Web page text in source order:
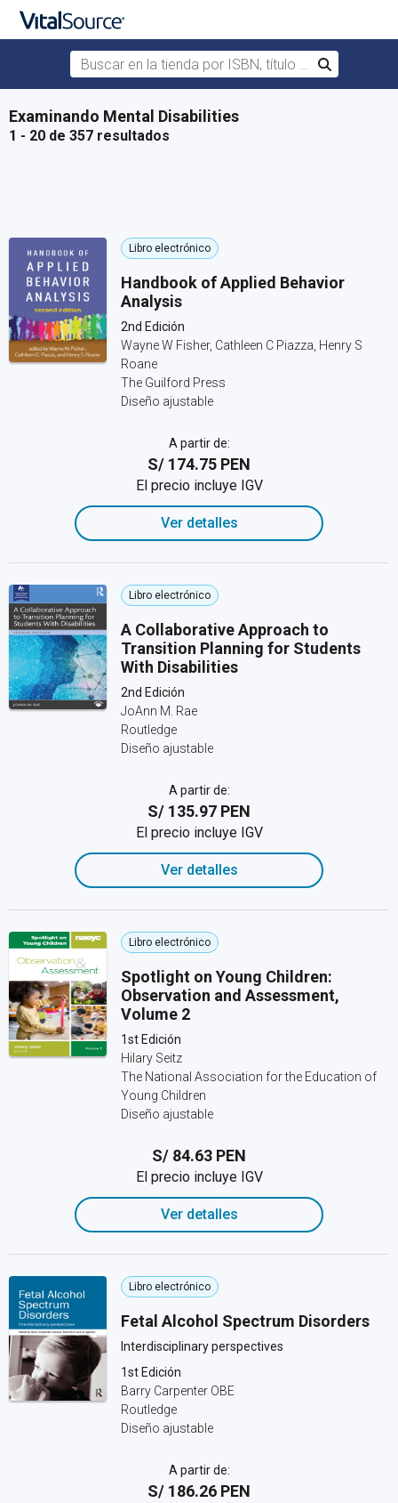
Saltar al contenido principal
Buscar en la tienda por ISBN, título o autor
Buscar
Examinando Mental Disabilities
1 - 20 de 357 resultados
Libro electrónico
Handbook of Applied Behavior
Analysis
2nd Edición
Wayne W Fisher, Cathleen C Piazza, Henry S
Roane
The Guilford Press
Diseño ajustable
A partir de:
S/ 174.75 PEN
El precio incluye IGV
Ver detalles
Libro electrónico
A Collaborative Approach to
Transition Planning for Students
With Disabilities
2nd Edición
JoAnn M. Rae
Routledge
Diseño ajustable
A partir de:
S/ 135.97 PEN
El precio incluye IGV
Ver detalles
Libro electrónico
Spotlight on Young Children:
Observation and Assessment,
Volume 2
1st Edición
Hilary Seitz
The National Association for the Education of
Young Children
Diseño ajustable
S/ 84.63 PEN
El precio incluye IGV
Ver detalles
Libro electrónico
Fetal Alcohol Spectrum Disorders
Interdisciplinary perspectives
1st Edición
Barry Carpenter OBE
Routledge
Diseño ajustable
A partir de:
S/ 186.26 PEN